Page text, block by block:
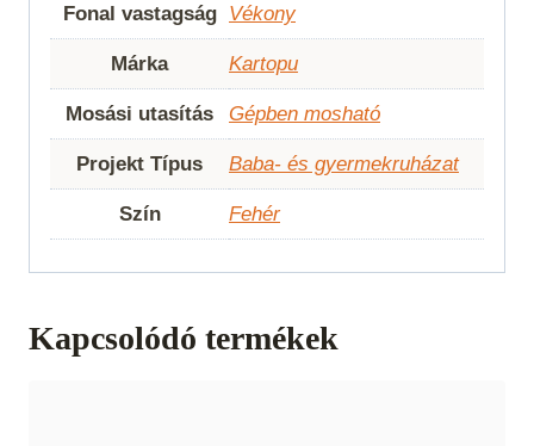
Fonal vastagság Vékony
Márka Kartopu
Mosási utasítás Gépben mosható
Projekt Típus Baba- és gyermekruházat
Szín Fehér
Kapcsolódó termékek